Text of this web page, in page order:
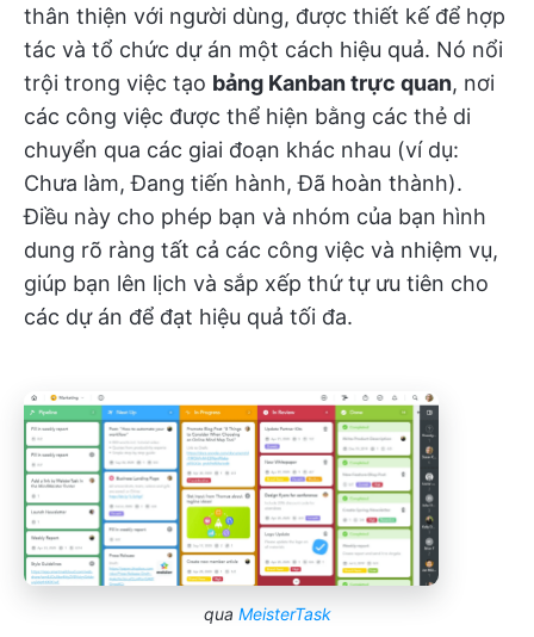
thân thiện với người dùng, được thiết kế để hợp
tác và tổ chức dự án một cách hiệu quả. Nó nổi
trội trong việc tạo bảng Kanban trực quan, nơi
các công việc được thể hiện bằng các thẻ di
chuyển qua các giai đoạn khác nhau (ví dụ:
Chưa làm, Đang tiến hành, Đã hoàn thành).
Điều này cho phép bạn và nhóm của bạn hình
dung rõ ràng tất cả các công việc và nhiệm vụ,
giúp bạn lên lịch và sắp xếp thứ tự ưu tiên cho
các dự án để đạt hiệu quả tối đa.
qua MeisterTask